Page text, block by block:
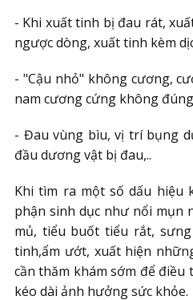
- Khi xuất tinh bị đau rát,
ngược dòng, xuất tinh kèm
- "Cậu nhỏ" không cương,
nam cương cứng không
- Đau vùng bìu, vị trí bụng
đầu dương vật bị đau,..
Khi tìm ra một số dấu hiệu
phận sinh dục như nổi mụn
mủ, tiểu buốt tiểu rắt,
tinh,ẩm ướt, xuất hiện
cần thăm khám sớm để điều
kéo dài ảnh hưởng sức khỏe.